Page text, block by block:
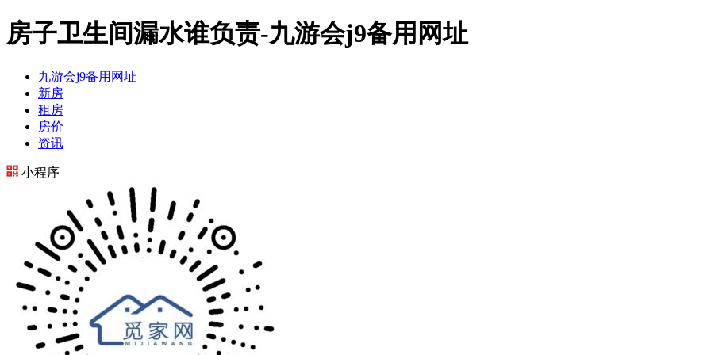
房子卫生间漏水谁负责-九游会j9备用网址
九游会j9备用网址
新房
租房
房价
资讯
小程序